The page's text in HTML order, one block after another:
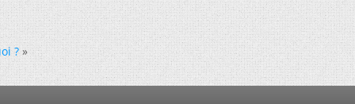
? »